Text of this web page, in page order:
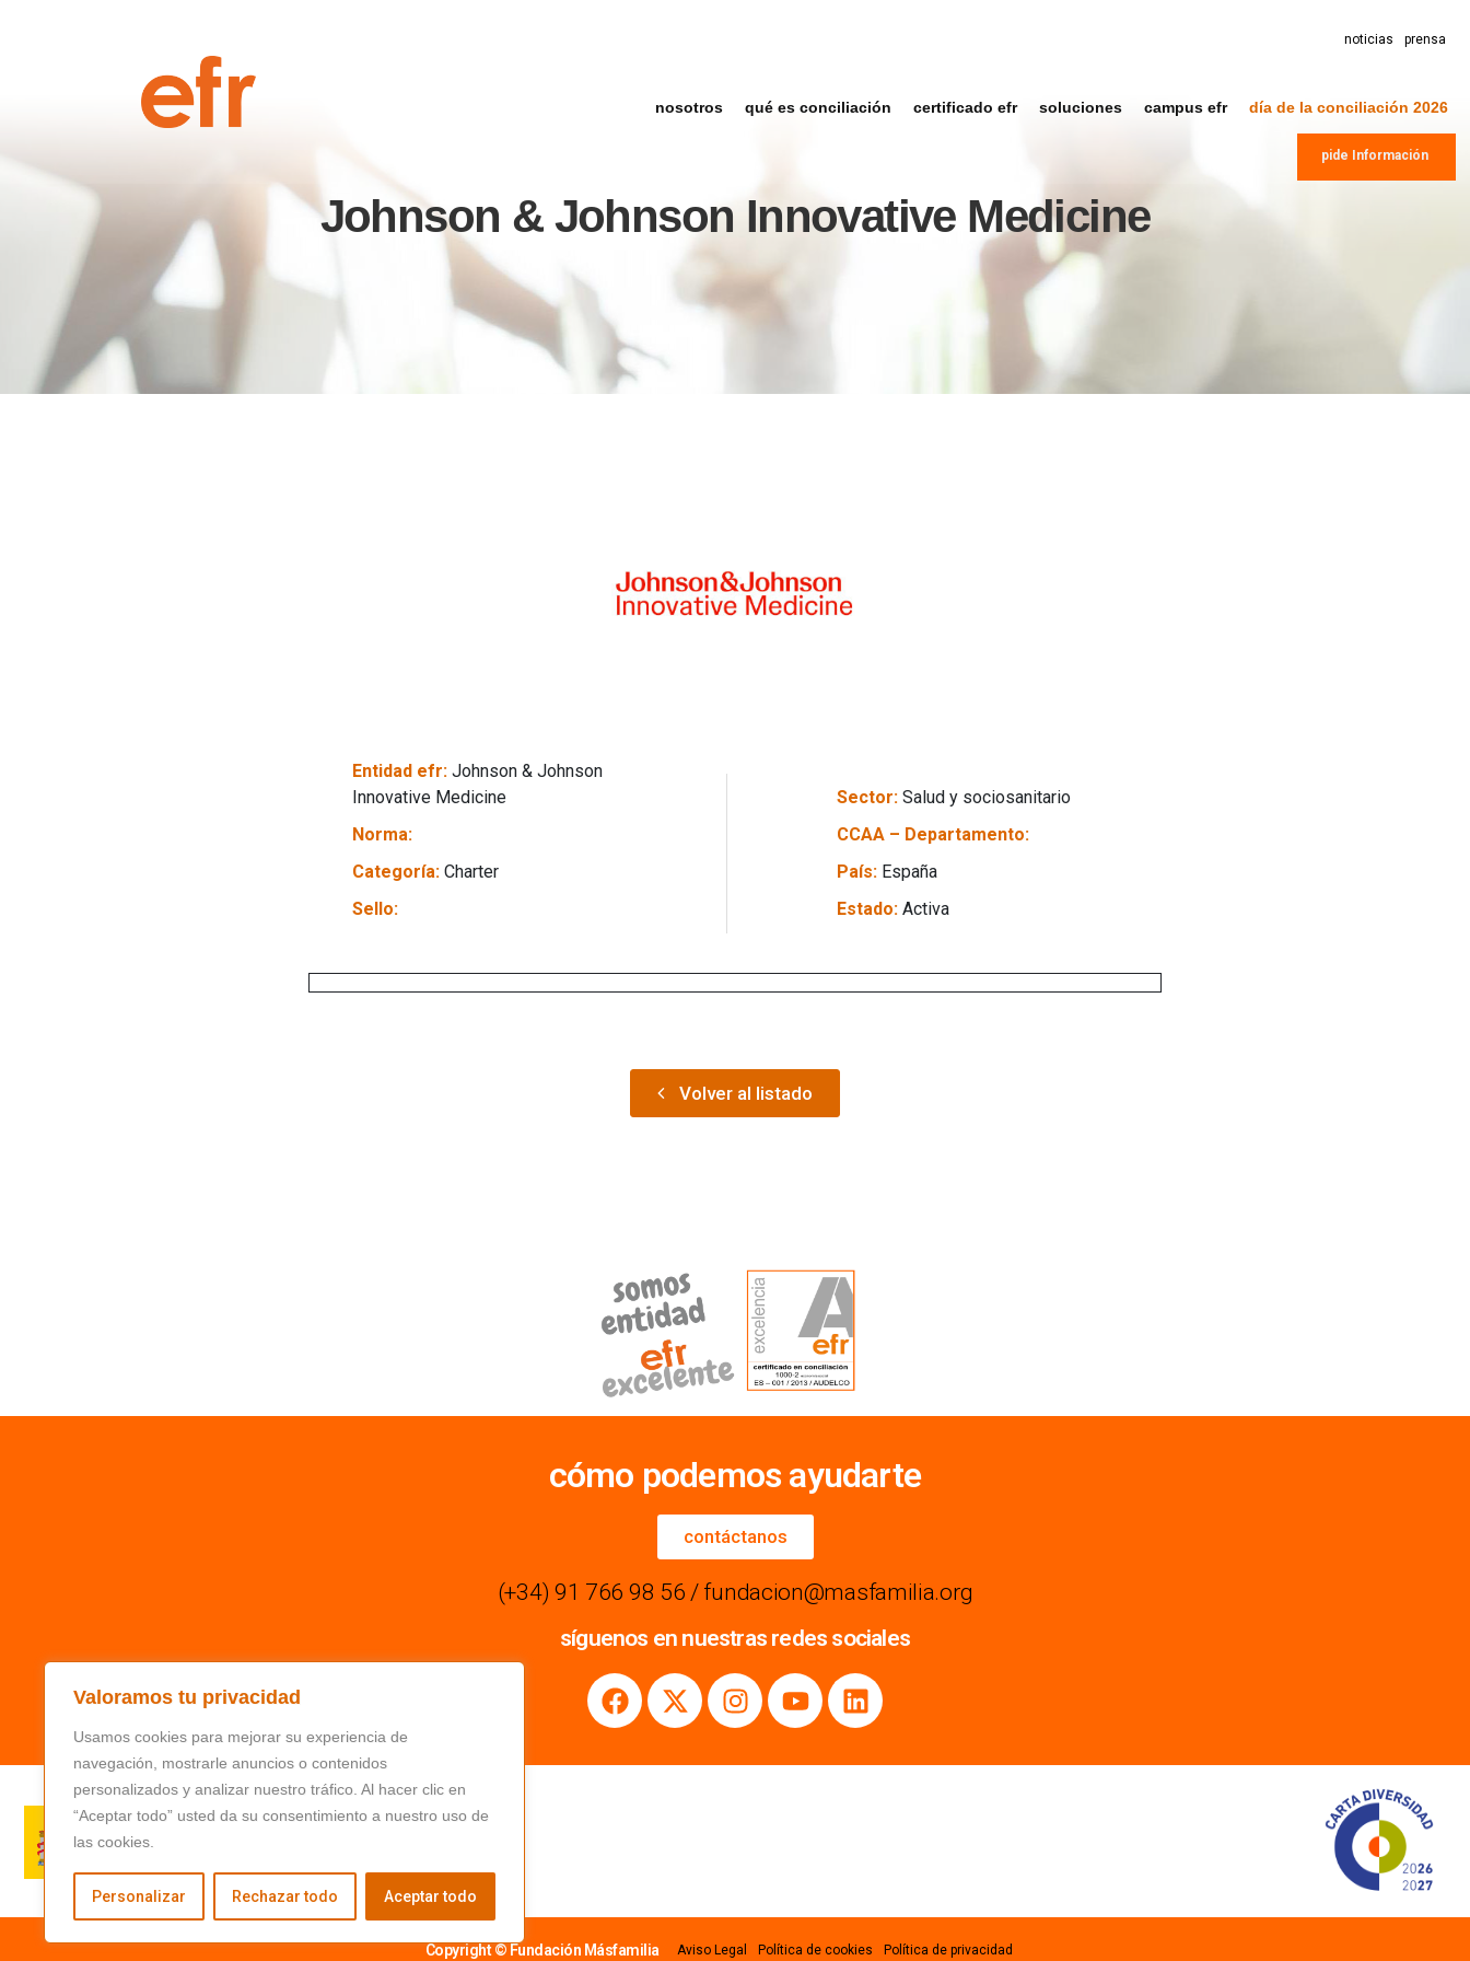
Valoramos tu privacidad
Usamos cookies para mejorar su experiencia de
navegación, mostrarle anuncios o contenidos
personalizados y analizar nuestro tráfico. Al hacer clic en
“Aceptar todo” usted da su consentimiento a nuestro uso de
las cookies.
Personalizar Rechazar todo Aceptar todo
noticias prensa
nosotros qué es conciliación certificado efr soluciones campus efr día de la conciliación 2026
pide Información
Johnson & Johnson Innovative Medicine
Entidad efr: Johnson & Johnson
Innovative Medicine
Norma:
Categoría: Charter
Sello:
Sector: Salud y sociosanitario
CCAA – Departamento:
País: España
Estado: Activa
Volver al listado
cómo podemos ayudarte
contáctanos
(+34) 91 766 98 56 / fundacion@masfamilia.org
síguenos en nuestras redes sociales
Copyright © Fundación Másfamilia Aviso Legal Política de cookies Política de privacidad